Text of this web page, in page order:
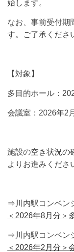
始します。
なお、事前受付期
す。ご了承くださ
【対象】
多目的ホール：
会議室：2026年2
施設の空き状況の
よりお進みくださ
⇒川内駅コンベン
＜2026年8月分＞
⇒川内駅コンベン
＜2026年2月分＞